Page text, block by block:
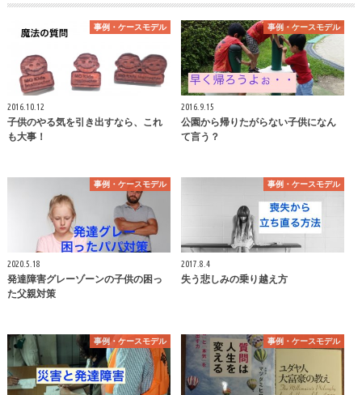
事例・ケースモデル
2016.10.12
子供のやる気を引き出すなら、これ
も大事！
事例・ケースモデル
2016.9.15
公園から帰りたがらない子供になん
て言う？
事例・ケースモデル
2020.5.18
発達障害グレーゾーンの子供の困っ
た父親対策
事例・ケースモデル
2017.8.4
失う悲しみの乗り越え方
事例・ケースモデル 事例・ケースモデル